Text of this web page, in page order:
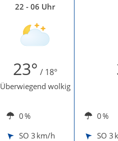
22 - 06 Uhr
23° / 18°
Überwiegend wolkig
0 %
0 %
SO 3 km/h SO 3